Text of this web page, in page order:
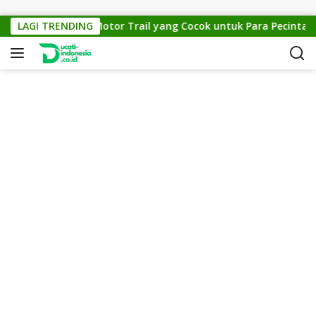
LAGI TRENDING
Cross 150: Motor Trail yang Cocok untuk Para Pecinta Off-